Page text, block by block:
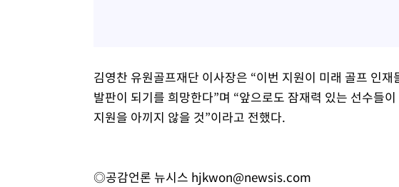
김영찬 유원골프재단 이사장은 “이번 지원이 미래 골프 인
발판이 되기를 희망한다”며 “앞으로도 잠재력 있는 선수들
지원을 아끼지 않을 것”이라고 전했다.
◎공감언론 뉴시스 hjkwon@newsis.com